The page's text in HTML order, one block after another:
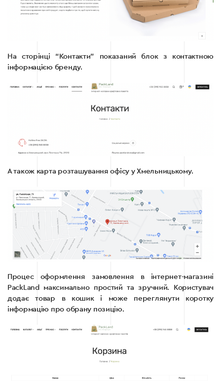
На сторінці “Контакти” показаний блок з контактною
інформацією бренду.
А також карта розташування офісу у Хмельницькому.
Процес оформлення замовлення в інтернет-магазині
PackLand максимально простий та зручний. Користувач
додає товар в кошик і може переглянути коротку
інформацію про обрану позицію.